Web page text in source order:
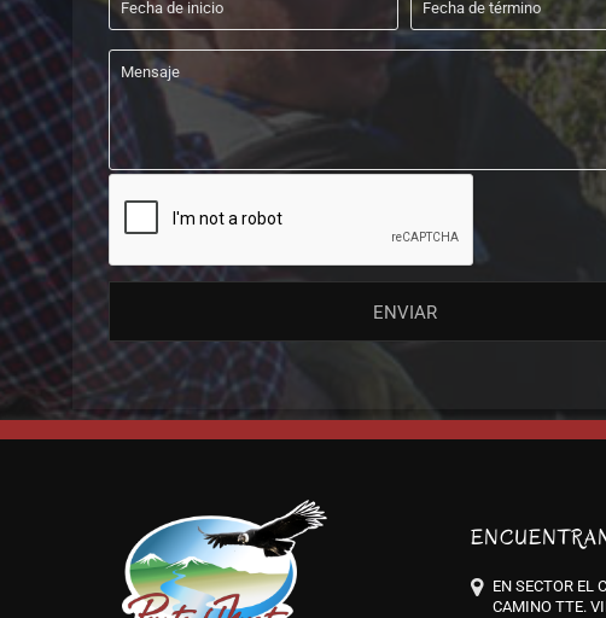
EN SECTOR EL
CAMINO TTE.